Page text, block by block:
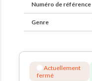
Numéro de référence
Genre
Actuellement
fermé